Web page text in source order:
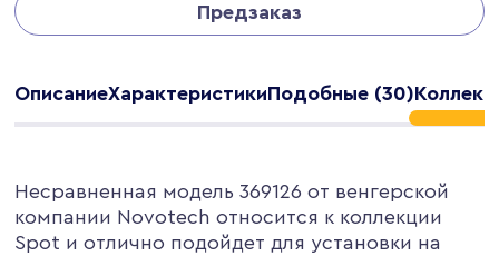
Предзаказ
ОписаниеХарактеристикиПодобные (30)
Несравненная модель 369126 от венгерской
компании Novotech относится к коллекции
Spot и отлично подойдет для установки на